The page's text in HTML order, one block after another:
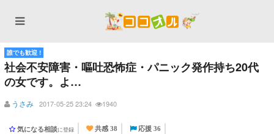
誰でも歓迎 !
社会不安障害・嘔吐恐怖症・パニック発作持ち20代
の女です。よ…
うさみ 2017-05-25 23:24 1940
気になる相談に登録 共感 38 応援 36